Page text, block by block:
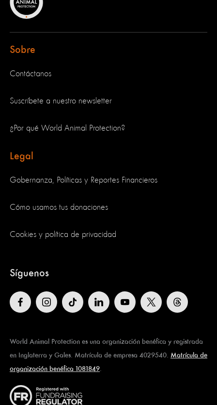
Sobre
Contáctanos
Suscríbete a nuestro newsletter
¿Por qué World Animal Protection?
Legal
Gobernanza, Políticas y Reportes Financieros
Cómo usamos tus donaciones
Cookies y política de privacidad
Síguenos
World Animal Protection es una organización benéfica y registrada
en Inglaterra y Gales. Matrícula de empresa 4029540. Matrícula de
organización benéfica 1081849